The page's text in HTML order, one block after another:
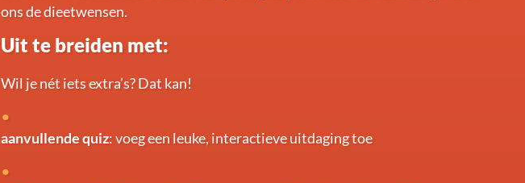
ons de dieetwensen.
Uit te breiden met:
Wil je nét iets extra’s? Dat kan!
aanvullende quiz: voeg een leuke, interactieve uitdaging toe